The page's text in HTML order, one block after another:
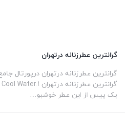
گرانترین عطرزنانه درتهران
گرانترین عطرزنانه درتهران درپورتال جامع
یک پیس از این عطر خوشبو…